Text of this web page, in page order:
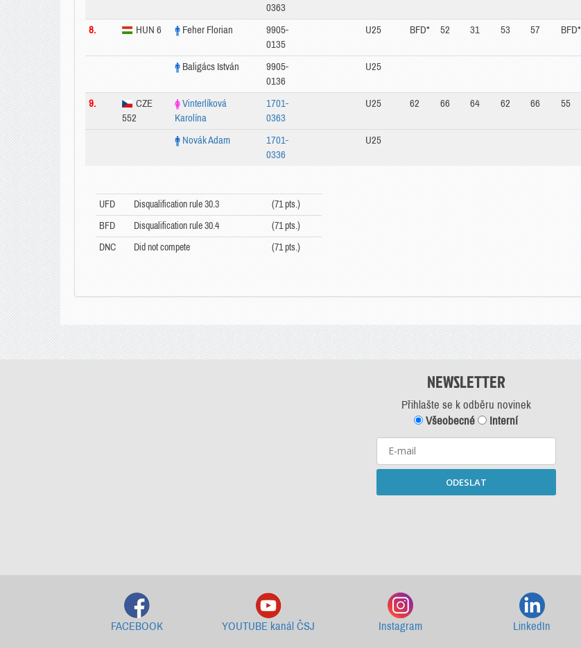
0363
8. HUN 6 Feher Florian
9905-
0135
U25 BFD* 52 31 53 57 BFD*
Baligács István
9905-
0136
U25
9.
CZE
552
Vinterlíková
Karolína
1701-
0363
U25 62 66 64 62 66 55
Novák Adam
1701-
0336
U25
UFD Disqualification rule 30.3 (71 pts.)
BFD Disqualification rule 30.4 (71 pts.)
DNC Did not compete (71 pts.)
NEWSLETTER
Přihlašte se k odběru novinek
Všeobecné
Interní
ODESLAT
FACEBOOK YOUTUBE kanál ČSJ Instagram LinkedIn